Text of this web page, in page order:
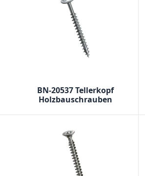
BN-20537 Tellerkopf
Holzbauschrauben